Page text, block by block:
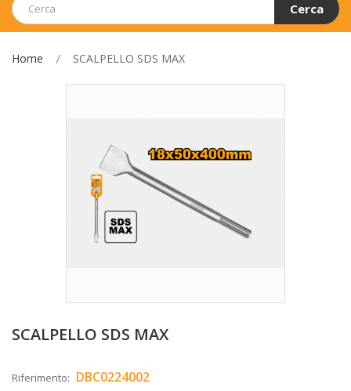
Cerca
Home SCALPELLO SDS MAX
SCALPELLO SDS MAX
Riferimento: DBC0224002